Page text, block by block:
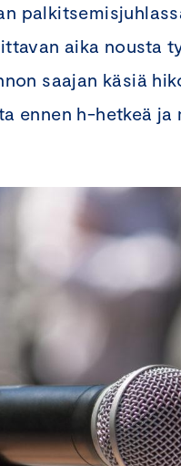
aika nousta
saajan käsiä
ennen h-hetkeä ja